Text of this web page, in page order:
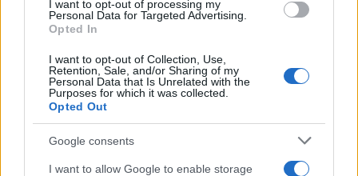
I want to opt-out of processing my
Personal Data for Targeted Advertising.
Opted In
I want to opt-out of Collection, Use,
Retention, Sale, and/or Sharing of my
Personal Data that Is Unrelated with the
Purposes for which it was collected.
Opted Out
Google consents
I want to allow Google to enable storage
volna messzebb Trump
manhattani vicsorgásától. Azért
lett ő az alelnök jelölt, hogy
lágyítsa Trumpot, és mert
minden más republikánus vagy
indult ellene, vagy elítélte az
indulásért” – írja Purple.